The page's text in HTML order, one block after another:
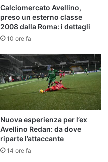
Calciomercato Avellino,
preso un esterno classe
2008 dalla Roma: i dettagli
10 ore fa
Nuova esperienza per l’ex
Avellino Redan: da dove
riparte l’attaccante
14 ore fa